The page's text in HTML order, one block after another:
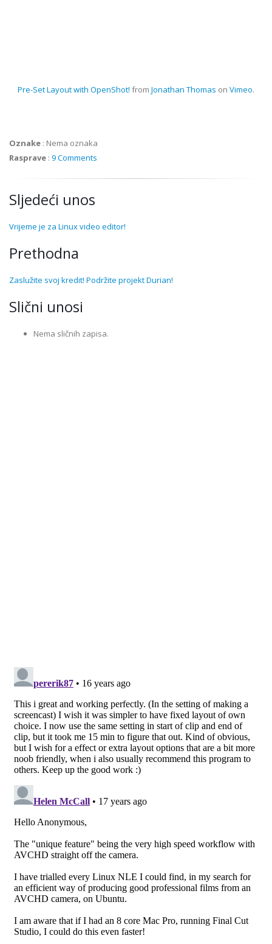
Pre-Set Layout with OpenShot! from Jonathan Thomas on Vimeo.
Oznake : Nema oznaka
Rasprave : 9 Comments
Sljedeći unos
Vrijeme je za Linux video editor!
Prethodna
Zaslužite svoj kredit! Podržite projekt Durian!
Slični unosi
Nema sličnih zapisa.